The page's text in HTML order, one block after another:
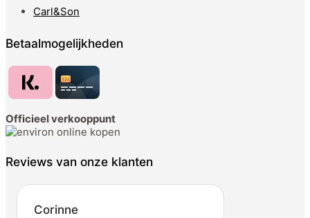
Carl&Son
Betaalmogelijkheden
Officieel verkooppunt
Reviews van onze klanten